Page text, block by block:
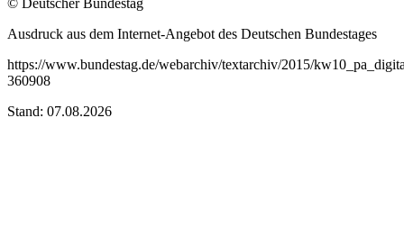
© Deutscher Bundestag
Ausdruck aus dem Internet-Angebot des Deutschen Bundestages
https://www.bundestag.de/webarchiv/textarchiv/2015/
360908
Stand: 07.08.2026